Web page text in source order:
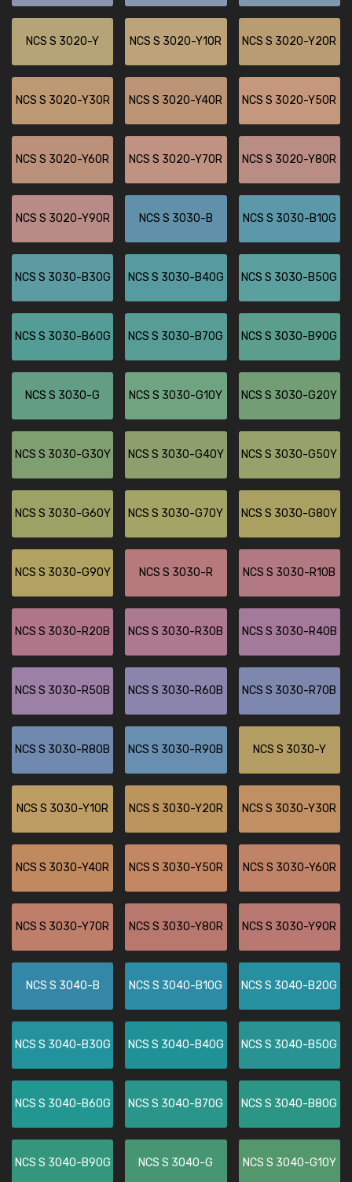
NCS S 3020-Y NCS S 3020-Y10R NCS S 3020-Y20R
NCS S 3020-Y30R NCS S 3020-Y40R NCS S 3020-Y50R
NCS S 3020-Y60R NCS S 3020-Y70R NCS S 3020-Y80R
NCS S 3020-Y90R NCS S 3030-B NCS S 3030-B10G
NCS S 3030-B30G NCS S 3030-B40G NCS S 3030-B50G
NCS S 3030-B60G NCS S 3030-B70G NCS S 3030-B90G
NCS S 3030-G NCS S 3030-G10Y NCS S 3030-G20Y
NCS S 3030-G30Y NCS S 3030-G40Y NCS S 3030-G50Y
NCS S 3030-G60Y NCS S 3030-G70Y NCS S 3030-G80Y
NCS S 3030-G90Y NCS S 3030-R NCS S 3030-R10B
NCS S 3030-R20B NCS S 3030-R30B NCS S 3030-R40B
NCS S 3030-R50B NCS S 3030-R60B NCS S 3030-R70B
NCS S 3030-R80B NCS S 3030-R90B NCS S 3030-Y
NCS S 3030-Y10R NCS S 3030-Y20R NCS S 3030-Y30R
NCS S 3030-Y40R NCS S 3030-Y50R NCS S 3030-Y60R
NCS S 3030-Y70R NCS S 3030-Y80R NCS S 3030-Y90R
NCS S 3040-B NCS S 3040-B10G NCS S 3040-B20G
NCS S 3040-B30G NCS S 3040-B40G NCS S 3040-B50G
NCS S 3040-B60G NCS S 3040-B70G NCS S 3040-B80G
NCS S 3040-B90G NCS S 3040-G NCS S 3040-G10Y